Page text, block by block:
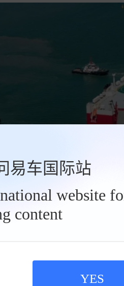
易车国际站
website
content
YES
的车辆将有力巩固比亚迪在欧洲
为确保这批高价值、大批量外贸
程监控与现场动态维护，科学
进出口岸手续，压缩船舶在港